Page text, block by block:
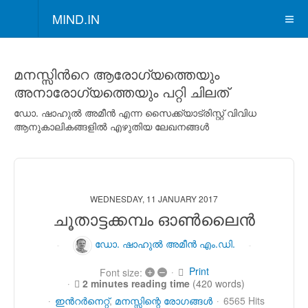
MIND.IN
മനസ്സിന്‍റെ ആരോഗ്യത്തെയും
അനാരോഗ്യത്തെയും പറ്റി ചിലത്
ഡോ. ഷാഹുല്‍ അമീന്‍ എന്ന സൈക്ക്യാട്രിസ്റ്റ് വിവിധ
ആനുകാലികങ്ങളില്‍ എഴുതിയ ലേഖനങ്ങള്‍
WEDNESDAY, 11 JANUARY 2017
ചൂതാട്ടക്കമ്പം ഓണ്‍ലൈന്‍
ഡോ. ഷാഹുല്‍ അമീന്‍ എം.ഡി.
Font size: + –
Print
2 minutes reading time (420 words)
ഇന്‍റര്‍നെറ്റ് മനസ്സിന്റെ രോഗങ്ങള്‍ 6565 Hits